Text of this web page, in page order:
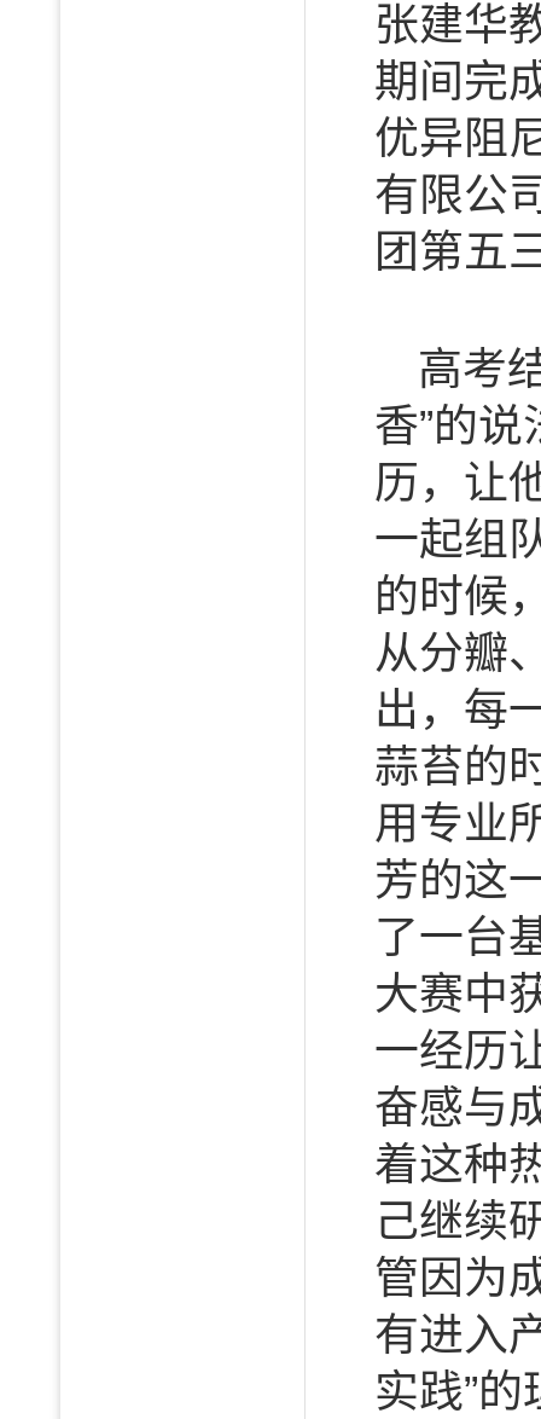
张建华
期间完
优异阻
有限公
团第五
高考
香”的
历，让
一起组
的时候
从分瓣
出，每
蒜苔的
用专业
芳的这
了一台
大赛中
一经历
奋感与
着这种
己继续
管因为
有进入
实践”